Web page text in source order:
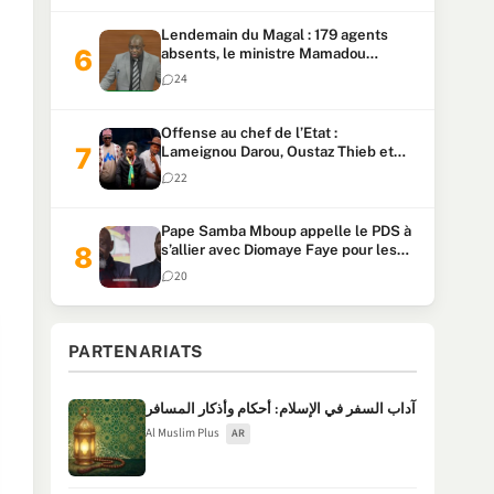
Lendemain du Magal : 179 agents
absents, le ministre Mamadou
Lamine Dianté exige des explications
24
Offense au chef de l’Etat :
Lameignou Darou, Oustaz Thieb et
Ndiaye Touba lourdement
condamnés
22
Pape Samba Mboup appelle le PDS à
s’allier avec Diomaye Faye pour les
locales et tacle Sonko
20
PARTENARIATS
آداب السفر في الإسلام: أحكام وأذكار المسافر
Al Muslim Plus AR